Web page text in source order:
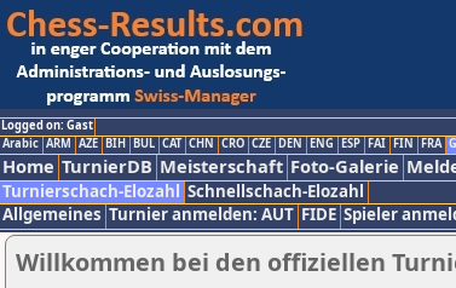
Logged on: Gast
Arabic ARM AZE BIH BUL CAT CHN CRO CZE DEN ENG ESP FAI FIN FRA
Home TurnierDB Meisterschaft Foto-Galerie
Turnierschach-Elozahl Schnellschach-Elozahl
Allgemeines Turnier anmelden: AUT FIDE Spieler
Willkommen bei den offiziellen